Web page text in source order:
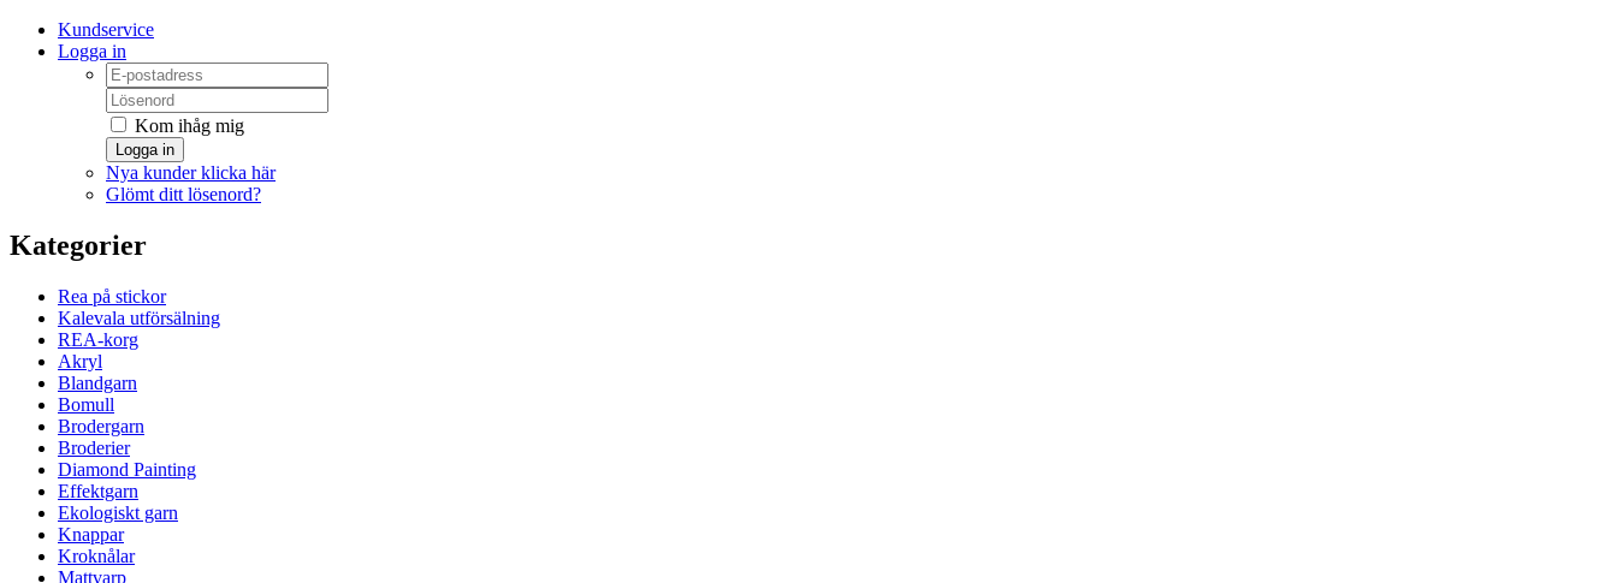
Kundservice
Logga in
Kom ihåg mig
Logga in
Nya kunder klicka här
Glömt ditt lösenord?
Kategorier
Rea på stickor
Kalevala utförsälning
REA-korg
Akryl
Blandgarn
Bomull
Brodergarn
Broderier
Diamond Painting
Effektgarn
Ekologiskt garn
Knappar
Kroknålar
Mattvarp